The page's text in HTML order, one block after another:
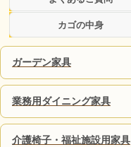
カゴの中身
ガーデン家具
業務用ダイニング家具
介護椅子・福祉施設用家具